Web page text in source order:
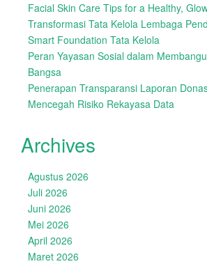
Facial Skin Care Tips for a Healthy,
Transformasi Tata Kelola Lembaga
Smart Foundation Tata Kelola
Peran Yayasan Sosial dalam
Bangsa
Penerapan Transparansi Laporan
Mencegah Risiko Rekayasa Data
Archives
Agustus 2026
Juli 2026
Juni 2026
Mei 2026
April 2026
Maret 2026